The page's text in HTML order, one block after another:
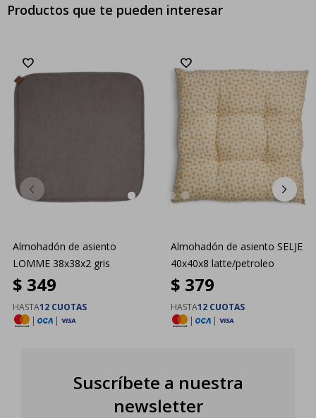
Productos que te pueden interesar
Almohadón de asiento
LOMME 38x38x2 gris
$ 349
HASTA12 CUOTAS
|
|
Almohadón de asiento SELJE
40x40x8 latte/petroleo
$ 379
HASTA12 CUOTAS
|
|
Suscríbete a nuestra
newsletter